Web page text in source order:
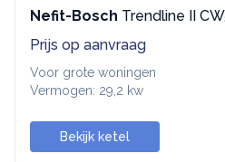
Nefit-Bosch Trendline II
Prijs op aanvraag
Voor grote woningen
Vermogen: 29,2 kw
Bekijk ketel